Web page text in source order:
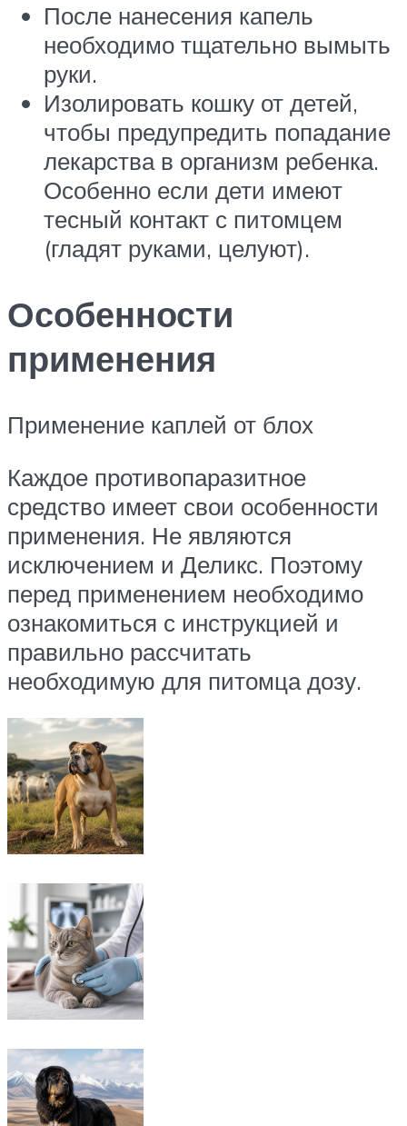
После нанесения капель
необходимо тщательно вымыть
руки.
Изолировать кошку от детей,
чтобы предупредить попадание
лекарства в организм ребенка.
Особенно если дети имеют
тесный контакт с питомцем
(гладят руками, целуют).
Особенности
применения
Применение каплей от блох
Каждое противопаразитное
средство имеет свои особенности
применения. Не являются
исключением и Деликс. Поэтому
перед применением необходимо
ознакомиться с инструкцией и
правильно рассчитать
необходимую для питомца дозу.